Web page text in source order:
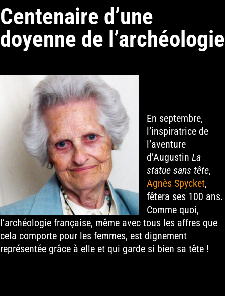
Centenaire d’une
doyenne de l’archéologie
En septembre,
l’inspiratrice de
l’aventure
d’Augustin La
statue sans tête,
Agnès Spycket,
fêtera ses 100 ans.
Comme quoi,
l’archéologie française, même avec tous les affres que
cela comporte pour les femmes, est dignement
représentée grâce à elle et qui garde si bien sa tête !